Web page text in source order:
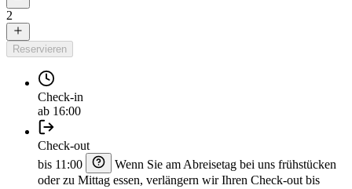
2
Reservieren
Check-in
ab 16:00
Check-out
bis 11:00
Wenn Sie am Abreisetag bei uns frühstücken
oder zu Mittag essen, verlängern wir Ihren Check-out bis